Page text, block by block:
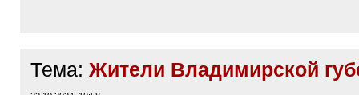
Тема: Жители Владимирской